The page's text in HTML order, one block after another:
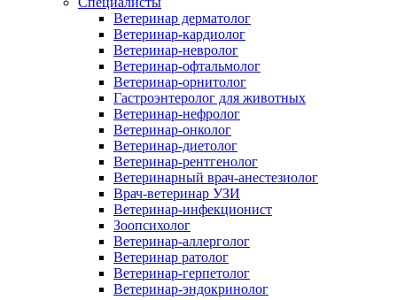
Ветеринар дерматолог
Ветеринар-кардиолог
Ветеринар-невролог
Ветеринар-офтальмолог
Ветеринар-орнитолог
Гастроэнтеролог для животных
Ветеринар-нефролог
Ветеринар-онколог
Ветеринар-диетолог
Ветеринар-рентгенолог
Ветеринарный врач-анестезиолог
Врач-ветеринар УЗИ
Ветеринар-инфекционист
Зоопсихолог
Ветеринар-аллерголог
Ветеринар ратолог
Ветеринар-герпетолог
Ветеринар-эндокринолог